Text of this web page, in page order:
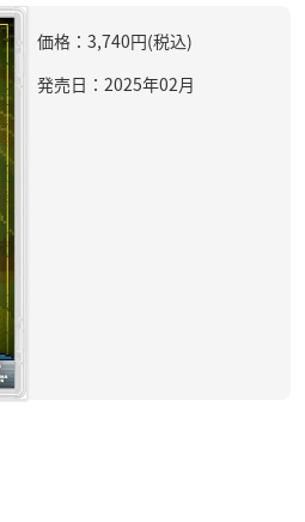
価格：3,740円(税込)
発売日：2025年02月